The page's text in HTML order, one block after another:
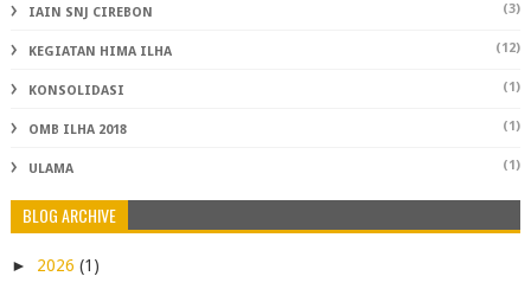
IAIN SNJ CIREBON (3)
KEGIATAN HIMA ILHA (12)
KONSOLIDASI (1)
OMB ILHA 2018 (1)
ULAMA (1)
BLOG ARCHIVE
► 2026 (1)